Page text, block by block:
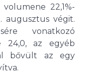
22,1%-
augusztus végit.
vonatkozó
24,0, az egyéb
bővült az egy